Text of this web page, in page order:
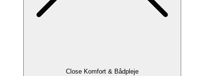
Close Komfort & Bådpleje